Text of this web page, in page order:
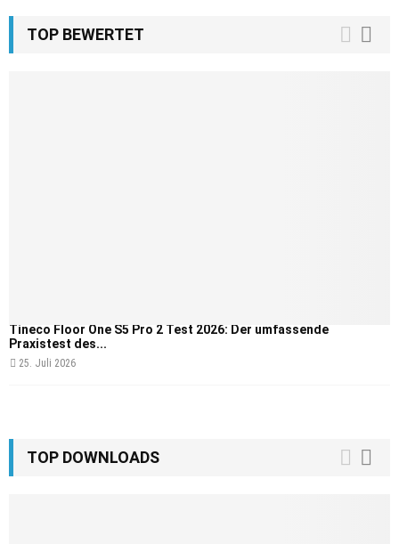
TOP BEWERTET
Tineco Floor One S5 Pro 2 Test 2026: Der umfassende
Praxistest des...
25. Juli 2026
TOP DOWNLOADS